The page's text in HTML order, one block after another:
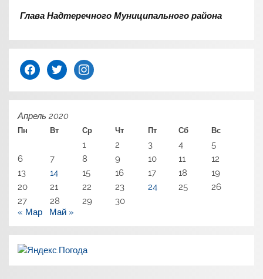
Глава Надтеречного Муниципального района
facebooktwitter instagram
Апрель 2020
Пн Вт Ср Чт Пт Сб Вс
1 2 3 4
5
6
7 8 9 10 11
12
13
14 15 16 17 18
19
20
21 22 23 24 25
26
27
28 29
30
« Мар
Май »